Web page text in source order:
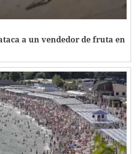
a un vendedor de fruta en